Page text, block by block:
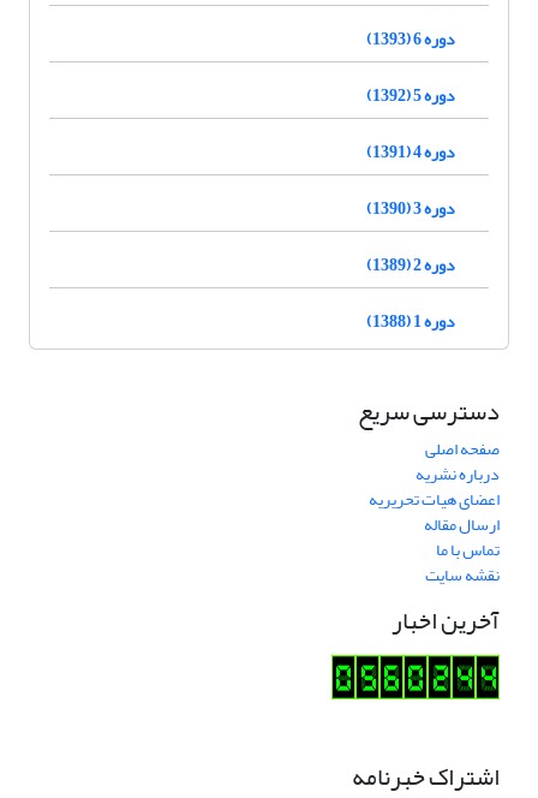
دوره 6 (1393)
دوره 5 (1392)
دوره 4 (1391)
دوره 3 (1390)
دوره 2 (1389)
دوره 1 (1388)
دسترسی سریع
صفحه اصلی
درباره نشریه
اعضای هیات تحریریه
ارسال مقاله
تماس با ما
نقشه سایت
آخرین اخبار
اشتراک خبرنامه